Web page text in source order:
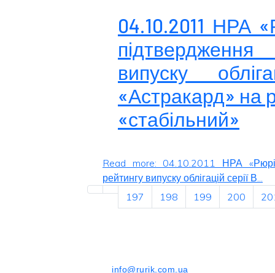
04.10.2011 НРА
підтвердження
випуску
«Астракард» на
«стабільний»
Read more: 04.10.2011 НРА
рейтингу випуску облігацій серії В...
197
198 199 200
info@rurik.com.ua